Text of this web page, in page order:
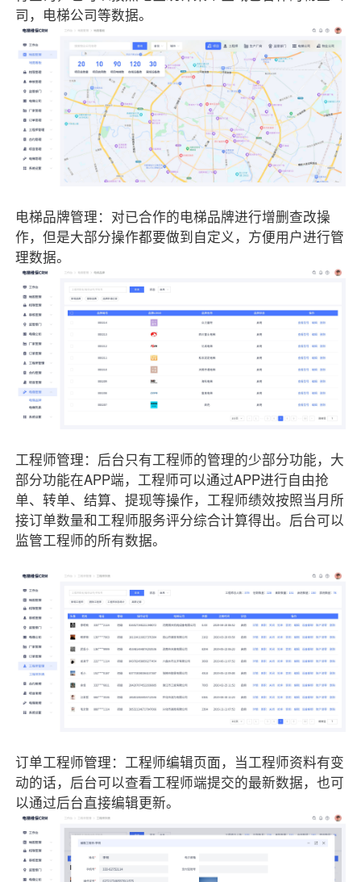
司，电梯公司等数据。
电梯品牌管理：对已合作的电梯品牌进行增删查改操
作，但是大部分操作都要做到自定义，方便用户进行管
理数据。
工程师管理：后台只有工程师的管理的少部分功能，大
部分功能在APP端，工程师可以通过APP进行自由抢
单、转单、结算、提现等操作，工程师绩效按照当月所
接订单数量和工程师服务评分综合计算得出。后台可以
监管工程师的所有数据。
订单工程师管理：工程师编辑页面，当工程师资料有变
动的话，后台可以查看工程师端提交的最新数据，也可
以通过后台直接编辑更新。